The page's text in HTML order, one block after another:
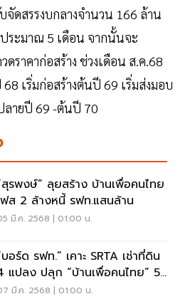
จัดสรรงบกลางจำนวน 166 ล้าน
ประมาณ 5 เดือน จากนั้นจะ
ราคาก่อสร้าง ช่วงเดือน ส.ค.68
เริ่มก่อสร้างต้นปี 69 เริ่มส่งมอบ
ลายปี 69 -ต้นปี 70
สุรพงษ์” ลุยสร้าง บ้านเพื่อคนไทย
ฟส 2 ล้างหนี้ รฟท.แสนล้าน
มี.ค. 2568 | 01:00 น.
บอร์ด รฟท.” เคาะ SRTA เช่าที่ดิน
แปลง ปลุก “บ้านเพื่อคนไทย” 5
นล้าน
มี.ค. 2568 | 01:00 น.